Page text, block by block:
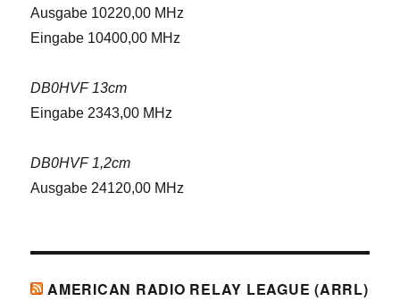
Ausgabe 10220,00 MHz
Eingabe 10400,00 MHz
DB0HVF 13cm
Eingabe 2343,00 MHz
DB0HVF 1,2cm
Ausgabe 24120,00 MHz
AMERICAN RADIO RELAY LEAGUE (ARRL)